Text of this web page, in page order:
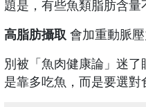
題是，有些魚類脂肪含量
高脂肪攝取 會加重動脈
別被「魚肉健康論」迷
是靠多吃魚，而是要選對